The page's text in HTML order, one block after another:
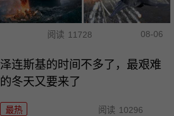
阅读 11728 08-06
泽连斯基的时间不多了，最艰难
的冬天又要来了
最热 阅读 10296